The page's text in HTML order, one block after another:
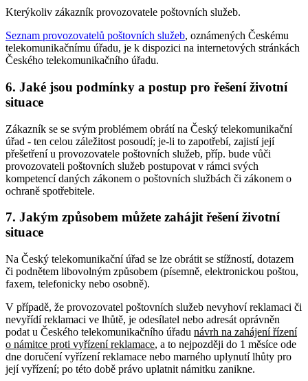
Kterýkoliv zákazník provozovatele poštovních služeb.
Seznam provozovatelů poštovních služeb, oznámených Českému
telekomunikačnímu úřadu, je k dispozici na internetových stránkách
Českého telekomunikačního úřadu.
6. Jaké jsou podmínky a postup pro řešení životní
situace
Zákazník se se svým problémem obrátí na Český telekomunikační
úřad - ten celou záležitost posoudí; je-li to zapotřebí, zajistí její
přešetření u provozovatele poštovních služeb, příp. bude vůči
provozovateli poštovních služeb postupovat v rámci svých
kompetencí daných zákonem o poštovních službách či zákonem o
ochraně spotřebitele.
7. Jakým způsobem můžete zahájit řešení životní
situace
Na Český telekomunikační úřad se lze obrátit se stížností, dotazem
či podnětem libovolným způsobem (písemně, elektronickou poštou,
faxem, telefonicky nebo osobně).
V případě, že provozovatel poštovních služeb nevyhoví reklamaci či
nevyřídí reklamaci ve lhůtě, je odesílatel nebo adresát oprávněn
podat u Českého telekomunikačního úřadu návrh na zahájení řízení
o námitce proti vyřízení reklamace, a to nejpozději do 1 měsíce ode
dne doručení vyřízení reklamace nebo marného uplynutí lhůty pro
její vyřízení; po této době právo uplatnit námitku zanikne.